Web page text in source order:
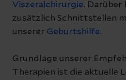
Viszeralchirurgie. Darüber
zusätzlich Schnittstellen
unserer Geburtshilfe.
Grundlage unserer
Therapien ist die aktuelle